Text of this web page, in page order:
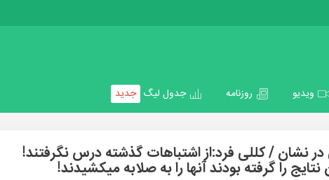
ویدیو روزنامه جدول لیگ جدید
نشان / کللی فرد:از اشتباهات گذشته درس نگرفتند!
را گرفته بودند آنها را به صلابه میکشیدند!